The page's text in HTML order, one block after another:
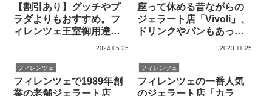
【割引あり】グッチやプ
ラダよりもおすすめ。フ
ィレンツェ王室御用達の
2024.05.25
座って休める昔ながらの
ジェラート店「Vivoli」、
ドリンクやパンもあって
2023.11.25
フィレンツェ
フィレンツェで1989年創
業の老舗ジェラート店
フィレンツェ
フィレンツェの一番人気
のジェラート店「カラ